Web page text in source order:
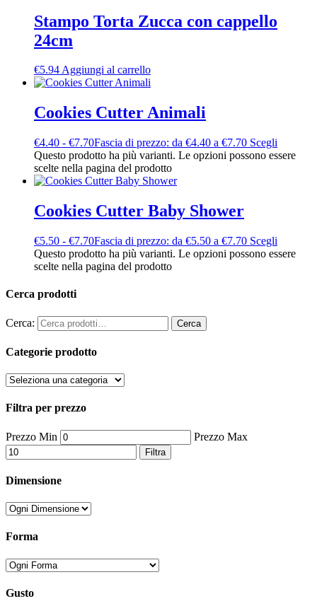
Stampo Torta Zucca con cappello
24cm
€5.94Aggiungi al carrello
Cookies Cutter Animali
€4.40 - €7.70Fascia di prezzo: da €4.40 a €7.70 Scegli
Questo prodotto ha più varianti. Le opzioni possono essere
scelte nella pagina del prodotto
Cookies Cutter Baby Shower
€5.50 - €7.70Fascia di prezzo: da €5.50 a €7.70 Scegli
Questo prodotto ha più varianti. Le opzioni possono essere
scelte nella pagina del prodotto
Cerca prodotti
Cerca: Cerca
Categorie prodotto
Filtra per prezzo
Prezzo Min Prezzo Max
Filtra
Dimensione
Forma
Gusto